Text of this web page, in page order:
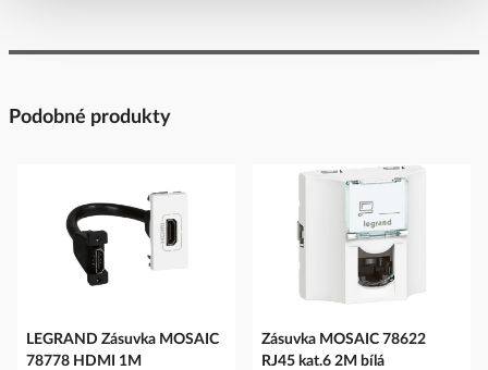
Podobné produkty
LEGRAND Zásuvka MOSAIC
78778 HDMI 1M
Zásuvka MOSAIC 78622
RJ45 kat.6 2M bílá